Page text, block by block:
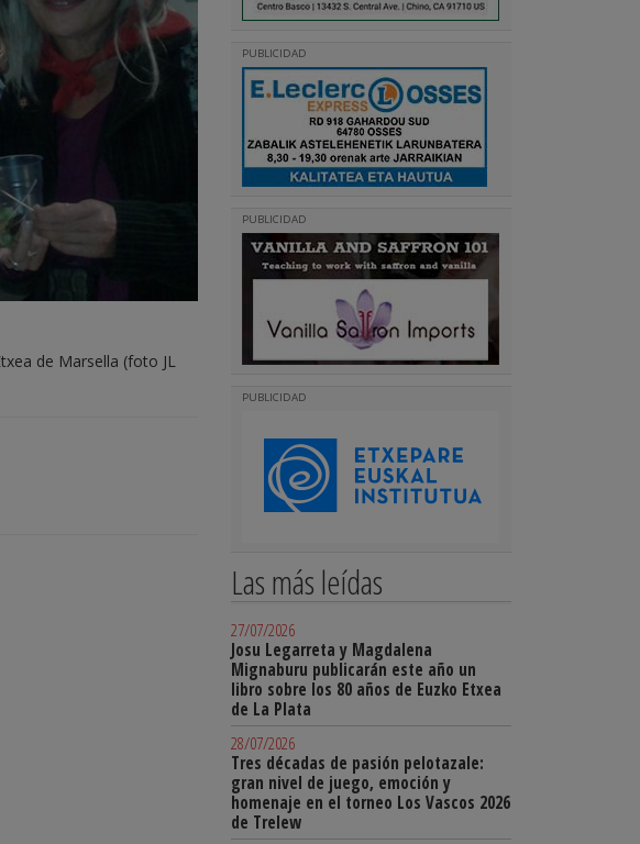
de Marsella (foto JL
PUBLICIDAD
PUBLICIDAD
PUBLICIDAD
Las más leídas
27/07/2026
Josu Legarreta y Magdalena
Mignaburu publicarán este año un
libro sobre los 80 años de Euzko Etxea
de La Plata
28/07/2026
Tres décadas de pasión pelotazale:
gran nivel de juego, emoción y
homenaje en el torneo Los Vascos 2026
de Trelew